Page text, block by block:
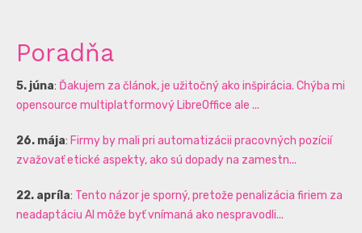
Poradňa
5. júna: Ďakujem za článok, je užitočný ako inšpirácia. Chýba mi
opensource multiplatformový LibreOffice ale ...
26. mája: Firmy by mali pri automatizácii pracovných pozícií
zvažovať etické aspekty, ako sú dopady na zamestn...
22. apríla: Tento názor je sporný, pretože penalizácia firiem za
neadaptáciu AI môže byť vnímaná ako nespravodli...